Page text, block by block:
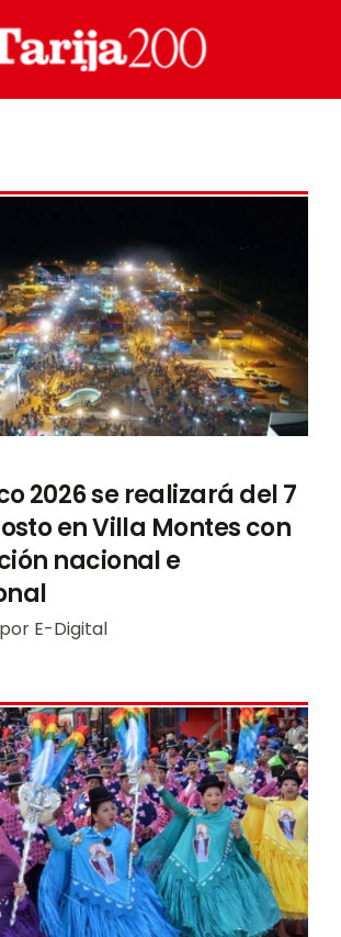
2026 se realizará del 7
en Villa Montes con
nacional e
por E-Digital